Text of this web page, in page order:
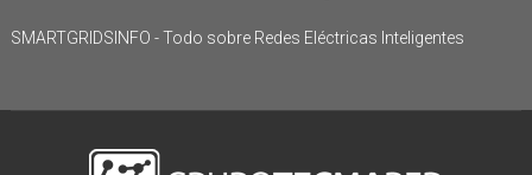
SMARTGRIDSINFO - Todo sobre Redes Eléctricas Inteligentes